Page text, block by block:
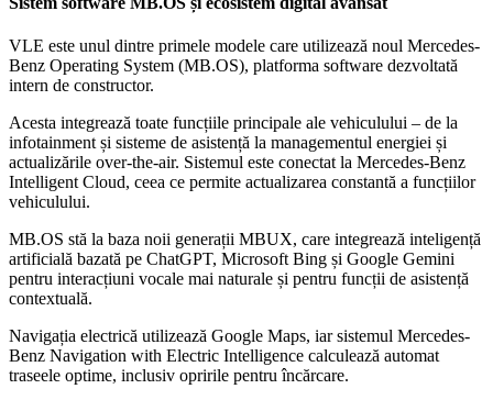
VLE este unul dintre primele modele care utilizează noul Mercedes-
Benz Operating System (MB.OS), platforma software dezvoltată
intern de constructor.
Acesta integrează toate funcțiile principale ale vehiculului – de la
infotainment și sisteme de asistență la managementul energiei și
actualizările over-the-air. Sistemul este conectat la Mercedes-Benz
Intelligent Cloud, ceea ce permite actualizarea constantă a funcțiilor
vehiculului.
MB.OS stă la baza noii generații MBUX, care integrează inteligență
artificială bazată pe ChatGPT, Microsoft Bing și Google Gemini
pentru interacțiuni vocale mai naturale și pentru funcții de asistență
contextuală.
Navigația electrică utilizează Google Maps, iar sistemul Mercedes-
Benz Navigation with Electric Intelligence calculează automat
traseele optime, inclusiv opririle pentru încărcare.